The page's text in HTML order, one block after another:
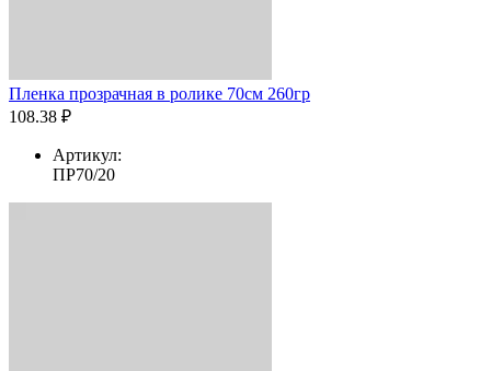
Пленка прозрачная в ролике 70см 260гр
108.38 ₽
Артикул:
ПР70/20